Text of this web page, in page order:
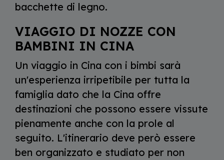
bacchette di legno.
VIAGGIO DI NOZZE CON
BAMBINI IN CINA
Un viaggio in Cina con i bimbi sarà
un'esperienza irripetibile per tutta la
famiglia dato che la Cina offre
destinazioni che possono essere vissute
pienamente anche con la prole al
seguito. L'itinerario deve però essere
ben organizzato e studiato per non